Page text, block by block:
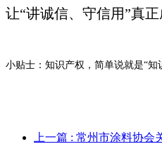
让“讲诚信、守信用”真
小贴士： 知识产权，简单说就是“
上一篇 : 常州市涂料协会